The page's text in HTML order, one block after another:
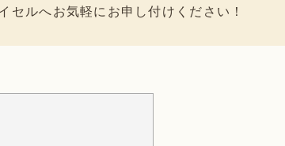
セルへお気軽にお申し付けください！